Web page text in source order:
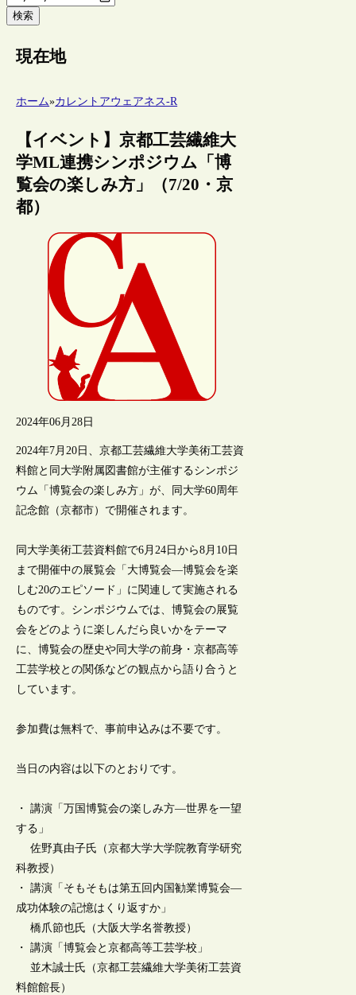
検索
現在地
ホーム»カレントアウェアネス-R
【イベント】京都工芸繊維大
学ML連携シンポジウム「博
覧会の楽しみ方」（7/20・京
都）
2024年06月28日
2024年7月20日、京都工芸繊維大学美術工芸資
料館と同大学附属図書館が主催するシンポジ
ウム「博覧会の楽しみ方」が、同大学60周年
記念館（京都市）で開催されます。
同大学美術工芸資料館で6月24日から8月10日
まで開催中の展覧会「大博覧会―博覧会を楽
しむ20のエピソード」に関連して実施される
ものです。シンポジウムでは、博覧会の展覧
会をどのように楽しんだら良いかをテーマ
に、博覧会の歴史や同大学の前身・京都高等
工芸学校との関係などの観点から語り合うと
しています。
参加費は無料で、事前申込みは不要です。
当日の内容は以下のとおりです。
・ 講演「万国博覧会の楽しみ方―世界を一望
する」
佐野真由子氏（京都大学大学院教育学研究
科教授）
・ 講演「そもそもは第五回内国勧業博覧会―
成功体験の記憶はくり返すか」
橋爪節也氏（大阪大学名誉教授）
・ 講演「博覧会と京都高等工芸学校」
並木誠士氏（京都工芸繊維大学美術工芸資
料館館長）